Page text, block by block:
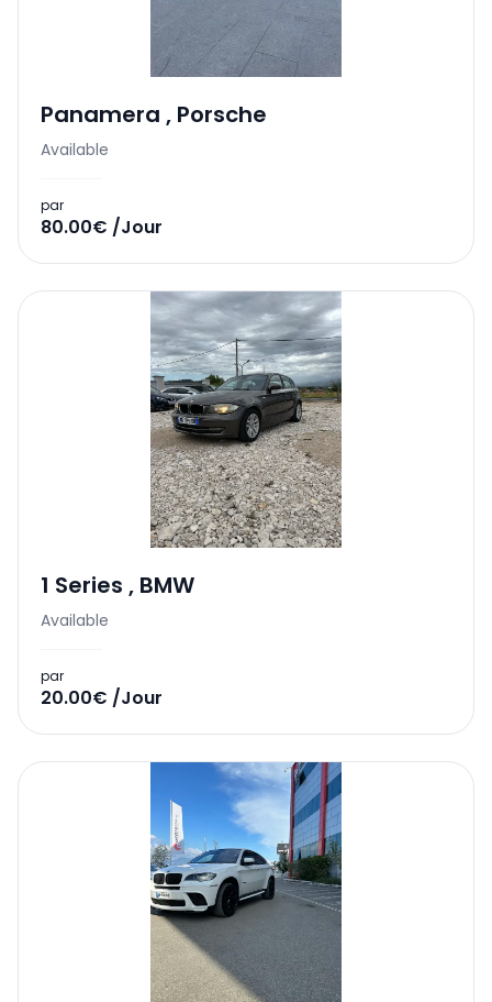
Panamera , Porsche
Available
par
80.00€ /Jour
1 Series , BMW
Available
par
20.00€ /Jour